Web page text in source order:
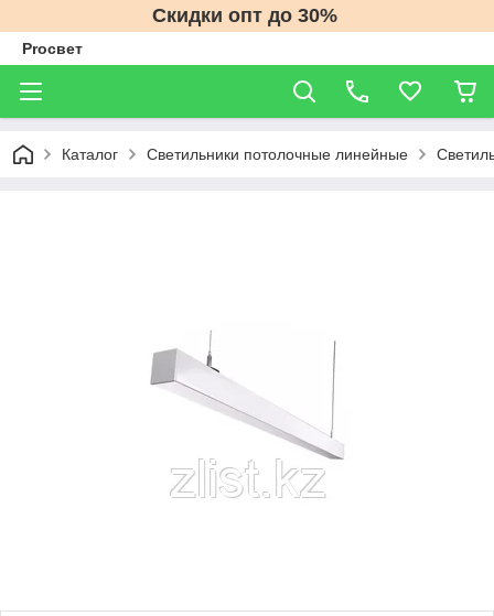
Скидки опт до 30%
Proсвет
Каталог Светильники потолочные линейные